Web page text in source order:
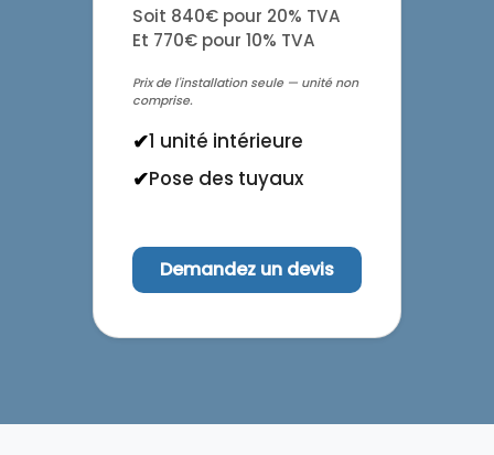
Soit 840€ pour 20% TVA
Et 770€ pour 10% TVA
Prix de l'installation seule — unité non
comprise.
1 unité intérieure
Pose des tuyaux
Demandez un devis